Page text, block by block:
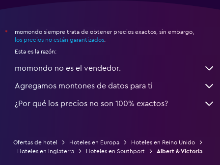
*
momondo siempre trata de obtener precios exactos, sin embargo,
los precios no están garantizados
Esta es la razón:
momondo no es el vendedor.
Agregamos montones de datos para ti
¿Por qué los precios no son 100% exactos?
Ofertas de hotel Hoteles en Europa
Hoteles en Reino Unido
Hoteles en Inglaterra
Hoteles en Southport Albert & Victoria